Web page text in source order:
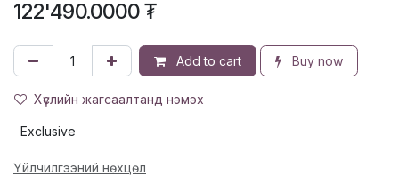
122'490.0000₮
Add to cart Buy now
Хүслийн жагсаалтанд нэмэх
Exclusive
Үйлчилгээний нөхцөл